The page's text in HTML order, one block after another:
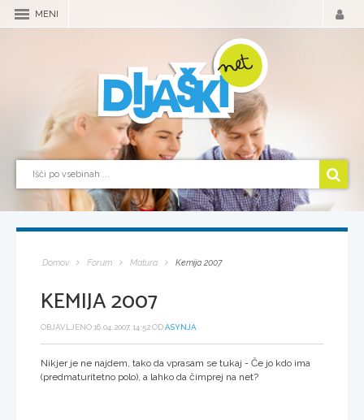
MENI
Domov Forum Matura Kemija 2007
KEMIJA 2007
OBJAVLJENO 16.04.2007, 14:52 ODASYNJA
Nikjer je ne najdem, tako da vprasam se tukaj - Če jo kdo ima
(predmaturitetno polo), a lahko da čimprej na net?